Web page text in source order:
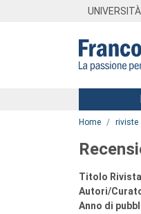
UNIVERSITÀ
Menu
Home riviste
Titolo Rivista
Autori/
Anno di